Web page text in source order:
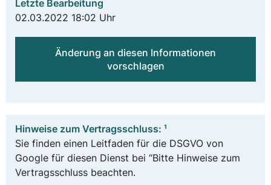
Letzte Bearbeitung
02.03.2022 18:02 Uhr
Änderung an diesen Informationen
vorschlagen
Hinweise zum Vertragsschluss: ¹
Sie finden einen Leitfaden für die DSGVO von
Google für diesen Dienst bei “Bitte Hinweise zum
Vertragsschluss beachten.